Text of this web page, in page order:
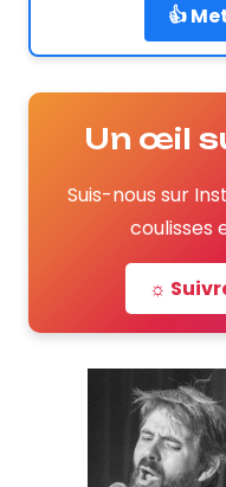
👍
Un œil
Suis-nous sur
coulisses
☼